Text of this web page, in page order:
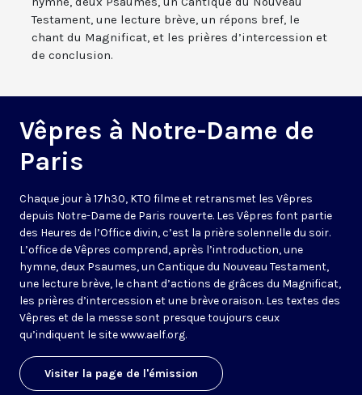
Testament, une lecture brève, un répons bref, le
chant du Magnificat, et les prières d’intercession et
de conclusion.
Vêpres à Notre-Dame de
Paris
Chaque jour à 17h30, KTO filme et retransmet les Vêpres
depuis Notre-Dame de Paris rouverte. Les Vêpres font partie
des Heures de l’Office divin, c’est la prière solennelle du soir.
L’office de Vêpres comprend, après l’introduction, une
hymne, deux Psaumes, un Cantique du Nouveau Testament,
une lecture brève, le chant d’actions de grâces du Magnificat,
les prières d’intercession et une brève oraison. Les textes des
Vêpres et de la messe sont presque toujours ceux
qu’indiquent le sitewww.aelf.org.
Visiter la page de l'émission